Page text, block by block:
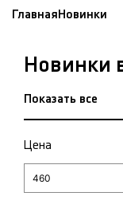
Главная Новинки
Новинки
Показать все
Цена